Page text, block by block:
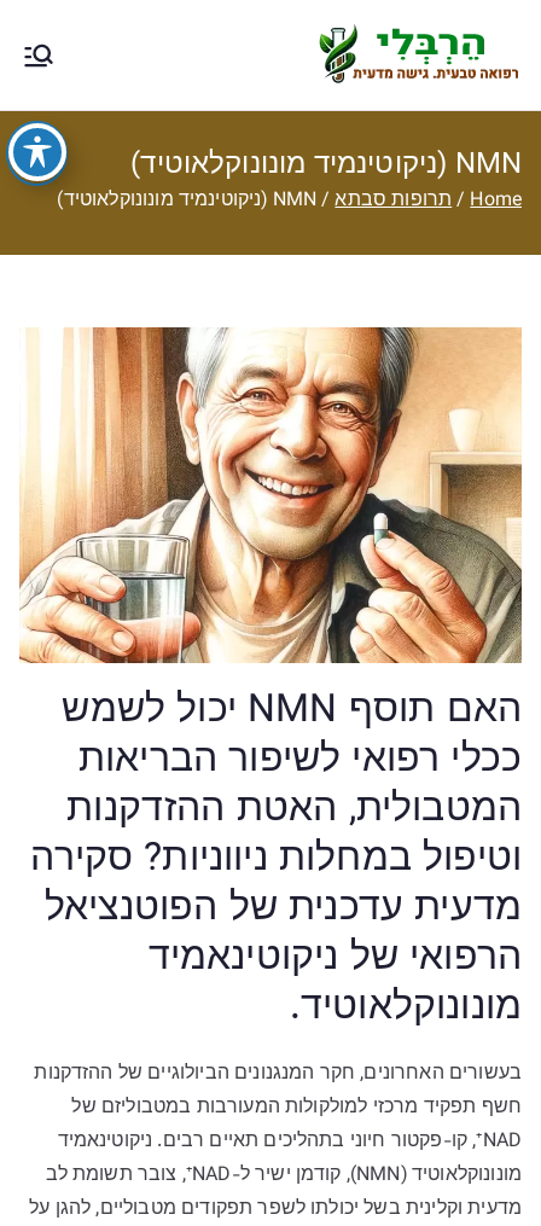
content
רפואה טבעית
עם גישה
מדעית
טיפול תזונתי, צמחי מרפא, רפואה
טבעית מסורתית ותוספי תזונה
NMN (ניקוטינמיד מונונוקלאוטיד)
Home תרופות סבתא NMN (ניקוטינמיד מונונוקלאוטיד)
האם תוסף NMN יכול לשמש
ככלי רפואי לשיפור הבריאות
המטבולית, האטת ההזדקנות
וטיפול במחלות ניווניות? סקירה
מדעית עדכנית של הפוטנציאל
הרפואי של ניקוטינאמיד
מונונוקלאוטיד.
בעשורים האחרונים, חקר המנגנונים הביולוגיים של ההזדקנות
חשף תפקיד מרכזי למולקולות המעורבות במטבוליזם של
NAD⁺, קו-פקטור חיוני בתהליכים תאיים רבים. ניקוטינאמיד
מונונוקלאוטיד (NMN), קודמן ישיר ל-NAD⁺, צובר תשומת לב
מדעית וקלינית בשל יכולתו לשפר תפקודים מטבוליים, להגן על